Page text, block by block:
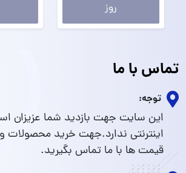
روز
تماس با ما
توجه:
این سایت جهت بازدید شما عزیزان
اینترنتی ندارد.جهت خرید محصولات و
قیمت ها با ما تماس بگیرید.